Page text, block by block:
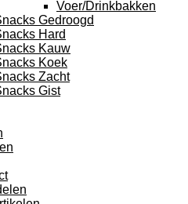
Voer/Drinkbakken
Gedroogd
Hard
Kauw
Koek
Zacht
Gist